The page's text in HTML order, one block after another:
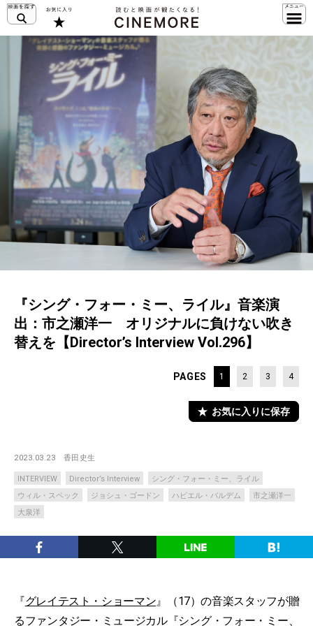
『シング・フォー・ミー、ライル』音楽演
出：市之瀬洋一 オリジナルに負けない吹き
替えを【Director’s Interview Vol.296】
PAGES 1 2 3 4
お気に入りに保存
2023.03.23 香田史生
INTERVIEW Director’s Interview
シング・フォー・ミー、ライル
ウィル・スペック
ジョシュ・ゴードン ハビエル・バルデム
市之瀬洋一
大泉洋
『グレイテスト・ショーマン』（17）の音楽スタッフが贈
るファンタジー・ミュージカル『シング・フォー・ミー、